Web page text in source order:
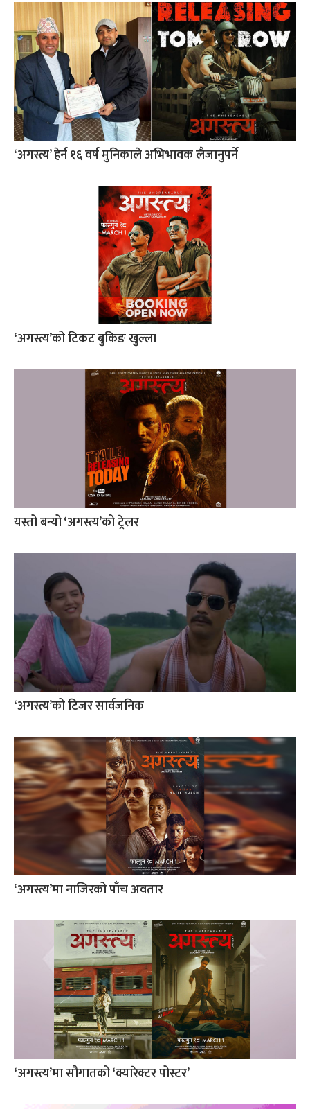
‘अगस्त्य’ हेर्न १६ वर्ष मुनिकाले अभिभावक लैजानुपर्ने
‘अगस्त्य’को टिकट बुकिङ खुल्ला
यस्तो बन्यो ‘अगस्त्य’को ट्रेलर
‘अगस्त्य’को टिजर सार्वजनिक
‘अगस्त्य’मा नाजिरको पाँच अवतार
‘अगस्त्य’मा सौगातको ‘क्यारेक्टर पोस्टर’